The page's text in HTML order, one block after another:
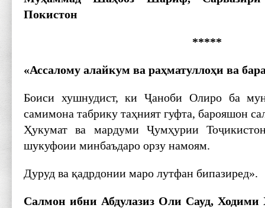
Покистон
*****
«Ассалому алайкум ва раҳматуллоҳи ва
Боиси хушнудист, ки Ҷаноби Олиро ба
самимона табрику таҳният гуфта, барояшон
Ҳукумат ва мардуми Ҷумҳурии
шукуфоии минбаъдаро орзу намоям.
Дуруд ва қадрдонии маро лутфан бипазиред».
Салмон ибни Абдулазиз Оли Сауд,